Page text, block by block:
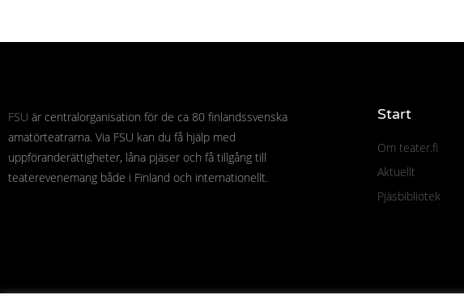
FSU är centralorganisation för de ca 80 finlandssvenska
amatörteatrarna. Via FSU kan du få hjälp med
uppföranderättigheter, låna pjäser och få tillgång till
teaterevenemang både i Finland och internationellt.
Start
Om teater.fi
Aktuellt
Pjäsbibliotek